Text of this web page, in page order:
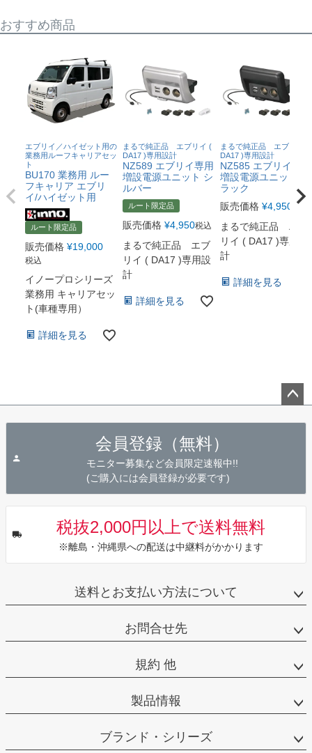
おすすめ商品
エブリイ／ハイゼット用の
業務用ルーフキャリアセッ
ト
BU170 業務用 ルー
フキャリア エブリ
イ/ハイゼット用
ルート限定品
販売価格 ¥19,000
税込
イノープロシリーズ
業務用 キャリアセッ
ト(車種専用）
詳細を見る
まるで純正品 エブリイ (
DA17 )専用設計
NZ589 エブリイ専用
増設電源ユニット シ
ルバー
ルート限定品
販売価格 ¥4,950税込
まるで純正品 エブ
リイ ( DA17 )専用設
計
詳細を見る
まるで純正品 エブリイ (
DA17 )専用設計
NZ585 エブリイ専用
増設電源ユニット ブ
ラック
販売価格 ¥4,950 税込
まるで純正品 エブ
リイ ( DA17 )専用設
計
詳細を見る
会員登録（無料）
モニター募集など会員限定速報中!!
(ご購入には会員登録が必要です)
税抜2,000円以上で送料無料
※離島・沖縄県への配送は中継料がかかります
送料とお支払い方法について
お問合せ先
規約 他
製品情報
ブランド・シリーズ